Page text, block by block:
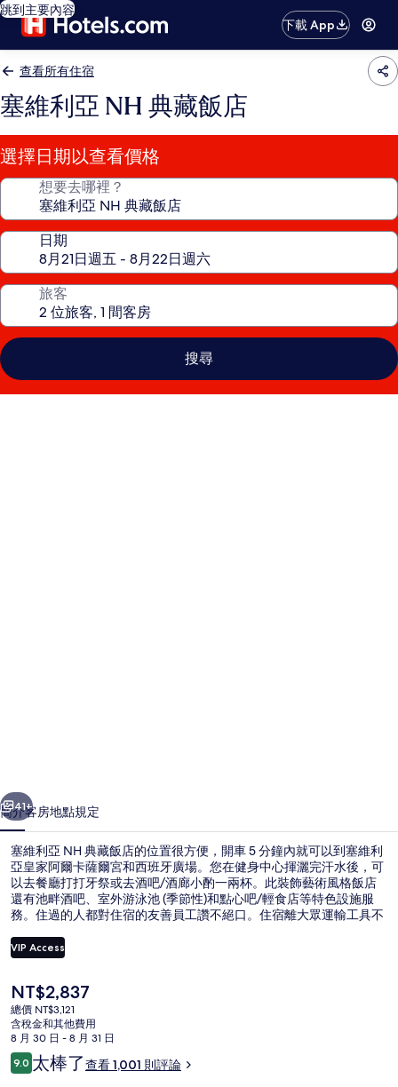
跳到主要內容
下載 App
查看所有住宿
塞維利亞 NH 典藏飯店
選擇日期以查看價格
想要去哪裡？
日期
旅客
搜尋
飯
店
的
相
片
集
個 下一個
41+
簡介客房地點規定
塞維利亞 NH 典藏飯店的位置很方便，開車 5 分鐘內就可以到塞維利
亞皇家阿爾卡薩爾宮和西班牙廣場。您在健身中心揮灑完汗水後，可
以去餐廳打打牙祭或去酒吧/酒廊小酌一兩杯。此裝飾藝術風格飯店
還有池畔酒吧、室外游泳池 (季節性)和點心吧/輕食店等特色設施服
務。住過的人都對住宿的友善員工讚不絕口。住宿離大眾運輸工具不
VIP Access
目
前
的
價
格
是
NT$2,837
總價 NT$3,121
含稅金和其他費用
8 月 30 日 - 8 月 31 日
評
論
9.09.0 分，滿分 10 分，
太棒了查看 1,001 則評論